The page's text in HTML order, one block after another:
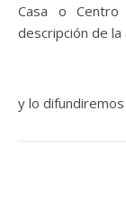
Casa o
descripción de la
y lo